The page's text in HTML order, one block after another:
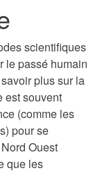
scientifiques
le passé humain
plus sur la
est souvent
(comme les
pour se
Ouest
que les